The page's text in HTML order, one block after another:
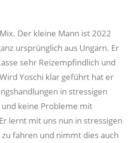
Der kleine Mann ist 2022
ursprünglich aus Ungarn. Er
sehr Reizempfindlich und
Yoschi klar geführt hat er
in stressigen
keine Probleme mit
lernt mit uns nun in stressigen
fahren und nimmt dies auch